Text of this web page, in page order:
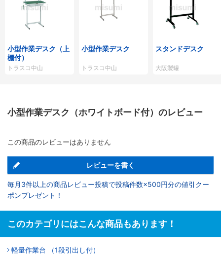
小型作業デスク（上
棚付）
トラスコ中山
小型作業デスク
トラスコ中山
スタンドデスク
大阪製罐
小型作業デスク（ホワイトボード付）のレビュー
この商品のレビューはありません
レビューを書く
毎月3件以上の商品レビュー投稿で投稿件数×500円分の値引クー
ポンプレゼント！
このカテゴリにはこんな商品もあります！
軽量作業台 （1段引出し付）